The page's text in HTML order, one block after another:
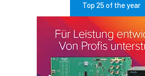
Top 25 of the year